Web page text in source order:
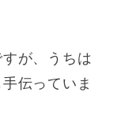
が、うちは
伝っていま